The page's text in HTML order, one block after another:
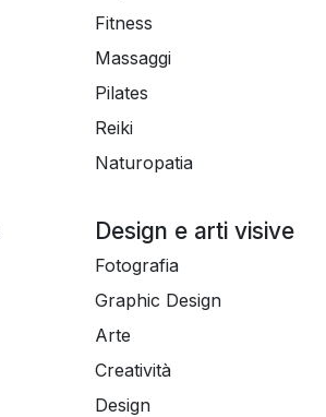
Fitness
Massaggi
Pilates
Reiki
Naturopatia
Design e arti visive
Fotografia
Graphic Design
Arte
Creatività
Design